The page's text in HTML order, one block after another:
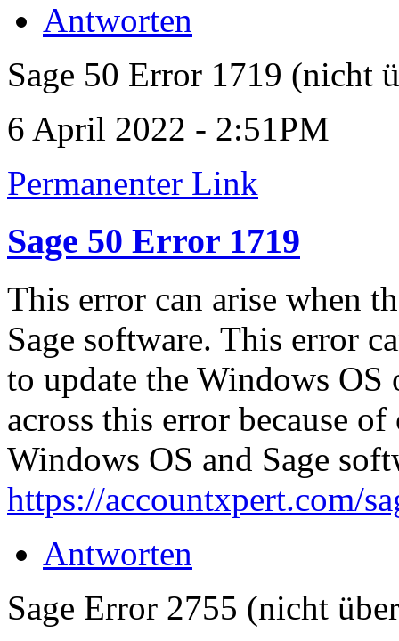
Antworten
Sage 50 Error 1719 (nicht
6 April 2022 - 2:51PM
Permanenter Link
Sage 50 Error 1719
This error can arise when
Sage software. This error
to update the Windows OS
across this error because
Windows OS and Sage
https://accountxpert.com/
Antworten
Sage Error 2755 (nicht